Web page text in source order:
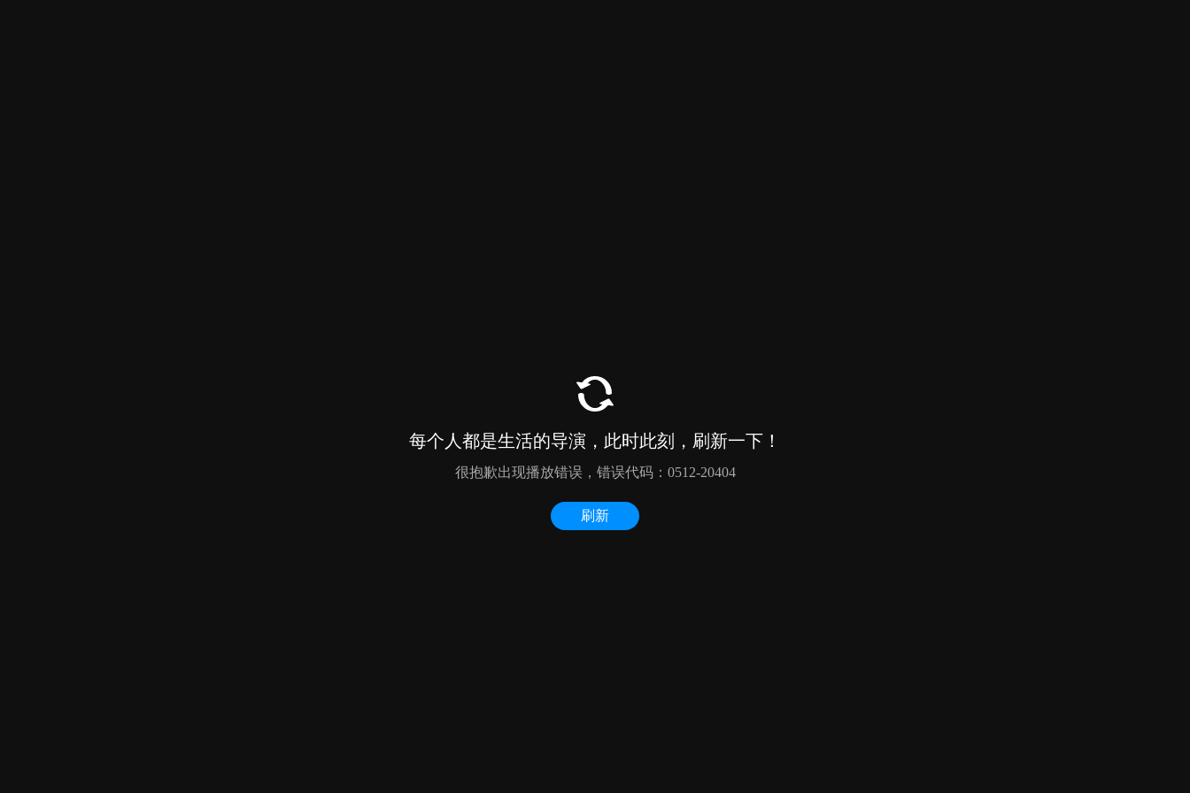
每个人都是生活的导演，此时此刻，刷新一下！
很抱歉出现播放错误，错误代码：0512-20404
刷新